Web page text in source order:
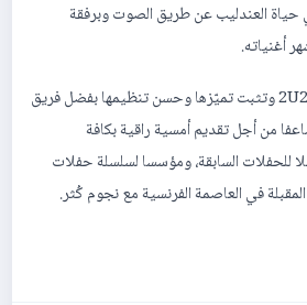
العندليب عن طريق الصوت وبرفقة
أغنياته.
مرّة جديدة تتفوّق شركة 2U2C وتثبت تميّزها وحسن تنظيمها بفضل فريق
من أجل تقديم أمسية راقية بكافة
للحفلات السابقة، ومؤسسا لسلسلة حفلات
في العاصمة الفرنسية مع نجوم كُثر.